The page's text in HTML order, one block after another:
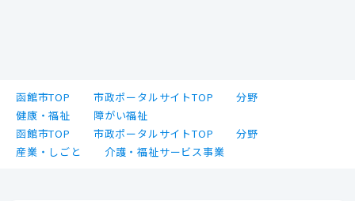
函館市TOP 市政ポータルサイトTOP
分野
健康・福祉
障がい福祉
函館市TOP
市政ポータルサイトTOP
分野
産業・しごと
介護・福祉サービス事業